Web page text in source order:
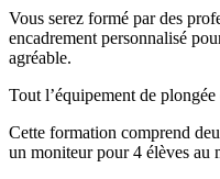
Vous serez formé par des
encadrement personnalisé
agréable.
Tout l’équipement de
Cette formation comprend
un moniteur pour 4 élèves au